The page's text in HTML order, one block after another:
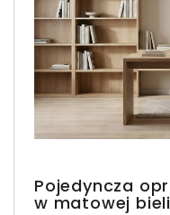
Pojedyncza
w matowej bieli